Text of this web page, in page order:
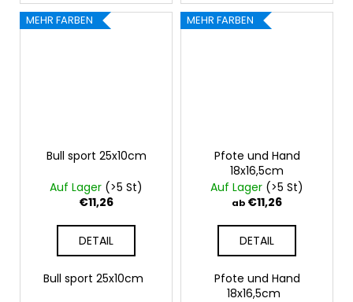
MEHR FARBEN
Bull sport 25x10cm
Auf Lager (>5 St)
€11,26
DETAIL
Bull sport 25x10cm
MEHR FARBEN
Pfote und Hand
18x16,5cm
Auf Lager (>5 St)
ab €11,26
DETAIL
Pfote und Hand
18x16,5cm